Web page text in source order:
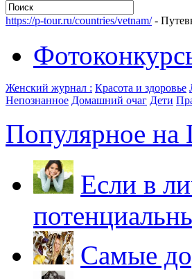
https://p-tour.ru/countries/vetnam/-
Женский журнал : Красота и здоровье
Непознанное Домашний очаг Дети
Популярное на
Если в
Самые